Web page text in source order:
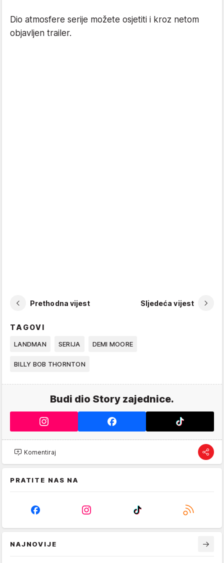
Dio atmosfere serije možete osjetiti i kroz netom
objavljen trailer.
Prethodna vijest Sljedeća vijest
TAGOVI
LANDMAN SERIJA DEMI MOORE
BILLY BOB THORNTON
Budi dio Story zajednice.
Komentiraj
PRATITE NAS NA
NAJNOVIJE